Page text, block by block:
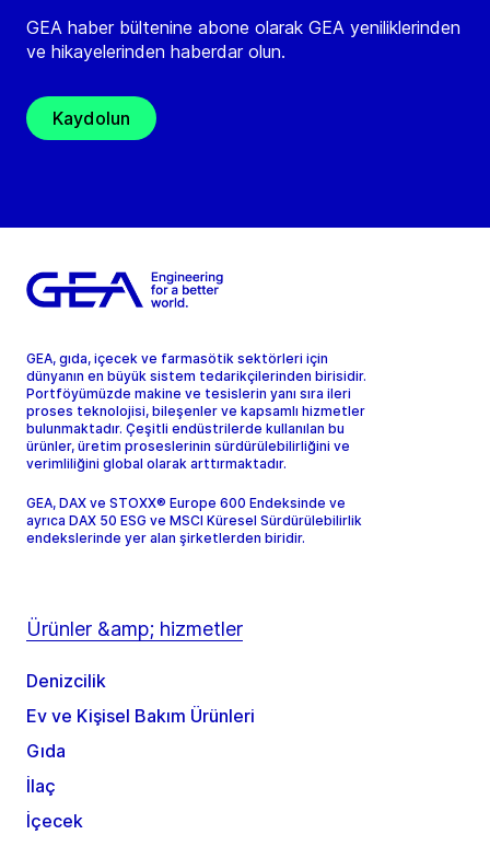
GEA haber bültenine abone olarak GEA yeniliklerinden
ve hikayelerinden haberdar olun.
Kaydolun
GEA, gıda, içecek ve farmasötik sektörleri için
dünyanın en büyük sistem tedarikçilerinden birisidir.
Portföyümüzde makine ve tesislerin yanı sıra ileri
proses teknolojisi, bileşenler ve kapsamlı hizmetler
bulunmaktadır. Çeşitli endüstrilerde kullanılan bu
ürünler, üretim proseslerinin sürdürülebilirliğini ve
verimliliğini global olarak arttırmaktadır.
GEA, DAX ve STOXX® Europe 600 Endeksinde ve
ayrıca DAX 50 ESG ve MSCI Küresel Sürdürülebilirlik
endekslerinde yer alan şirketlerden biridir.
Ürünler &amp; hizmetler
Denizcilik
Ev ve Kişisel Bakım Ürünleri
Gıda
İlaç
İçecek